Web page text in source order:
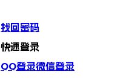
找回密码
快速登录
QQ登录微信登录